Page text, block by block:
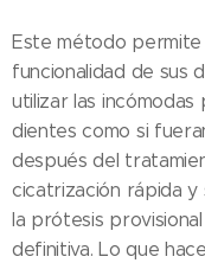
Este método
funcionalidad de sus
utilizar las
dientes como si
después del
cicatrización rápida y
la prótesis
definitiva. Lo que